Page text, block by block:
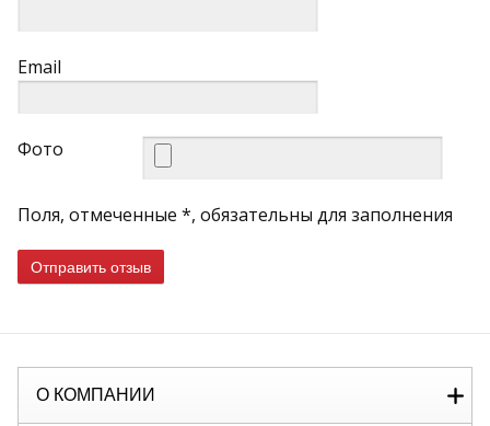
Email
Фото
Поля, отмеченные *, обязательны для заполнения
Отправить отзыв
О КОМПАНИИ